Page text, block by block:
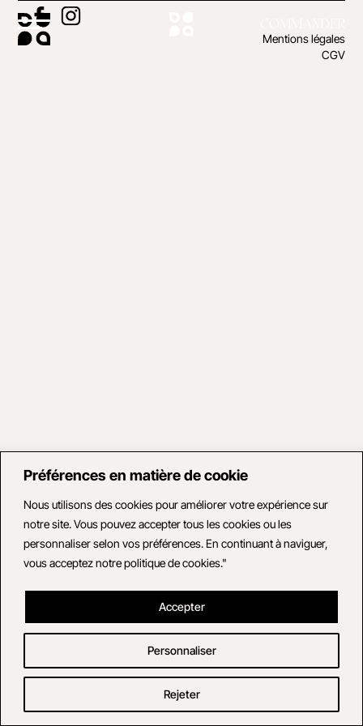
Préférences en matière de cookie
Nous utilisons des cookies pour améliorer votre expérience sur
notre site. Vous pouvez accepter tous les cookies ou les
personnaliser selon vos préférences. En continuant à naviguer,
vous acceptez notre politique de cookies."
Personnaliser
Rejeter
Accepter
Mentions légales
CGV